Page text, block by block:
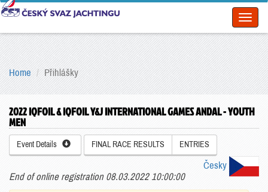
Home Přihlášky
2022 IQFOIL & IQFOIL Y&J INTERNATIONAL GAMES ANDAL - YOUTH
MEN
Event Details FINAL RACE RESULTS ENTRIES
Česky
End of online registration 08.03.2022 10:00:00